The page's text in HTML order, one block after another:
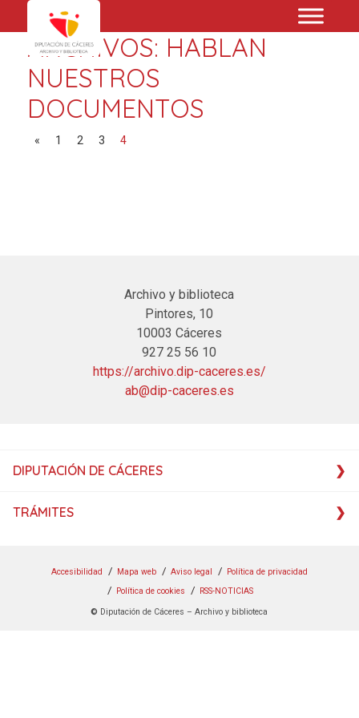
ARCHIVOS: HABLAN
NUESTROS
DOCUMENTOS
Navegación de entradas
« 1 2 3 4
Archivo y biblioteca
Pintores, 10
10003 Cáceres
927 25 56 10
https://archivo.dip-caceres.es/
ab@dip-caceres.es
DIPUTACIÓN DE CÁCERES
TRÁMITES
Accesibilidad Mapa web Aviso legal
Política de privacidad
Política de cookies
RSS-NOTICIAS
© Diputación de Cáceres – Archivo y biblioteca